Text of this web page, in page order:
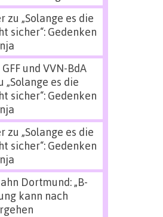
zu „Solange es die
sicher“: Gedenken
und VVN-BdA
„Solange es die
sicher“: Gedenken
zu „Solange es die
sicher“: Gedenken
Dortmund: „B-
kann nach